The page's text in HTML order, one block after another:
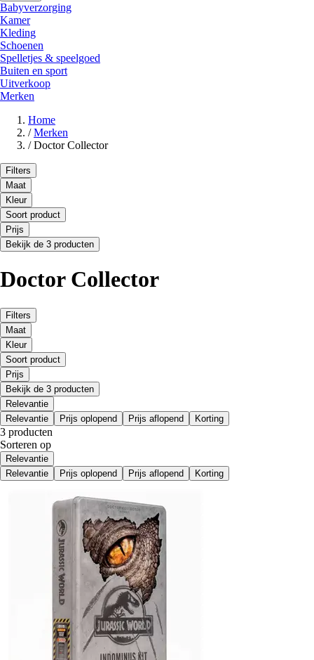
Babyverzorging
Kamer
Kleding
Schoenen
Spelletjes & speelgoed
Buiten en sport
Uitverkoop
Merken
Home
/ Merken
/ Doctor Collector
Filters
Maat
Kleur
Soort product
Prijs
Bekijk de 3 producten
Doctor Collector
Filters
Maat
Kleur
Soort product
Prijs
Bekijk de 3 producten
Relevantie
Relevantie
Prijs oplopend Prijs aflopend Korting
3 producten
Sorteren op
Relevantie
Relevantie
Prijs oplopend Prijs aflopend Korting